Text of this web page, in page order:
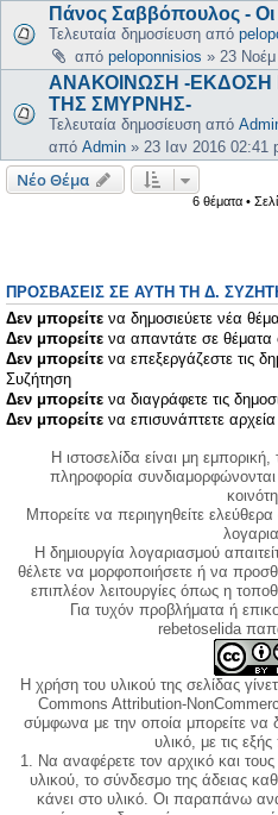
Πάνος Σαββόπουλος - Οι
Τελευταία δημοσίευση από
από peloponnisios » 23
ΑΝΑΚΟΙΝΩΣΗ -ΕΚΔΟΣΗ
ΤΗΣ ΣΜΥΡΝΗΣ-
Τελευταία δημοσίευση από
από Admin » 23 Ιαν 2016 02:41
Νέο Θέμα
6 θέματα •
ΠΡΟΣΒΆΣΕΙΣ ΣΕ ΑΥΤΉ ΤΗ Δ.
Δεν μπορείτε να δημοσιεύετε νέα
Δεν μπορείτε να απαντάτε σε θέματα
Δεν μπορείτε να επεξεργάζεστε τις
Συζήτηση
Δεν μπορείτε να διαγράφετε τις
Δεν μπορείτε να επισυνάπτετε
Η ιστοσελίδα είναι μη
πληροφορία
Μπορείτε να περιηγηθείτε
Η δημιουργία λογαριασμού
θέλετε να μορφοποιήσετε ή να
επιπλέον λειτουργίες όπως η
Για τυχόν προβλήματα ή
rebetoselida
Η χρήση του υλικού της σελίδας
Commons Attribution-
σύμφωνα με την οποία μπορείτε να
υλικό, με τις
1. Να αναφέρετε τον αρχικό και
υλικού, το σύνδεσμο της άδειας
κάνει στο υλικό. Οι παραπάνω